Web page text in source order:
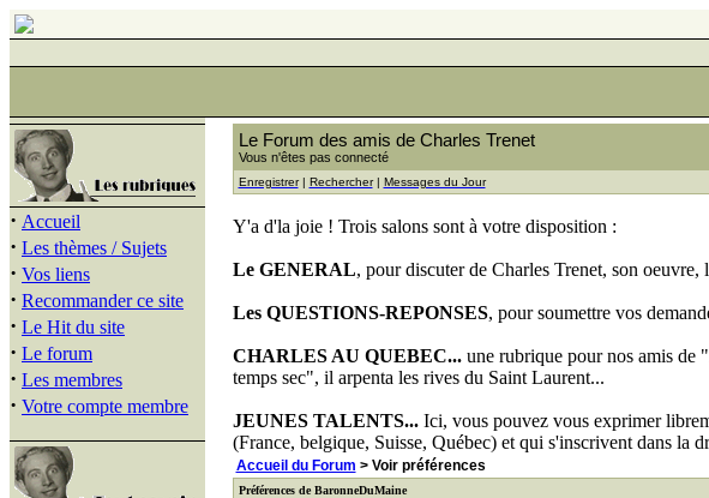
· Accueil
· Les thèmes / Sujets
· Vos liens
· Recommander ce site
· Le Hit du site
· Le forum
· Les membres
· Votre compte membre
Le Forum des amis de Charles Trenet
Vous n'êtes pas connecté
Enregistrer| Rechercher| Messages du Jour
Y'a d'la joie ! Trois salons sont à votre disposition :
Le GENERAL, pour discuter de Charles Trenet, son oeuvre,
Les QUESTIONS-REPONSES, pour soumettre vos
CHARLES AU QUEBEC...une rubrique pour nos amis de
temps sec", il arpenta les rives du Saint Laurent...
JEUNES TALENTS...Ici, vous pouvez vous exprimer
(France, belgique, Suisse, Québec) et qui s'inscrivent dans la
Accueil du Forum > Voir préférences
Préférences de BaronneDuMaine